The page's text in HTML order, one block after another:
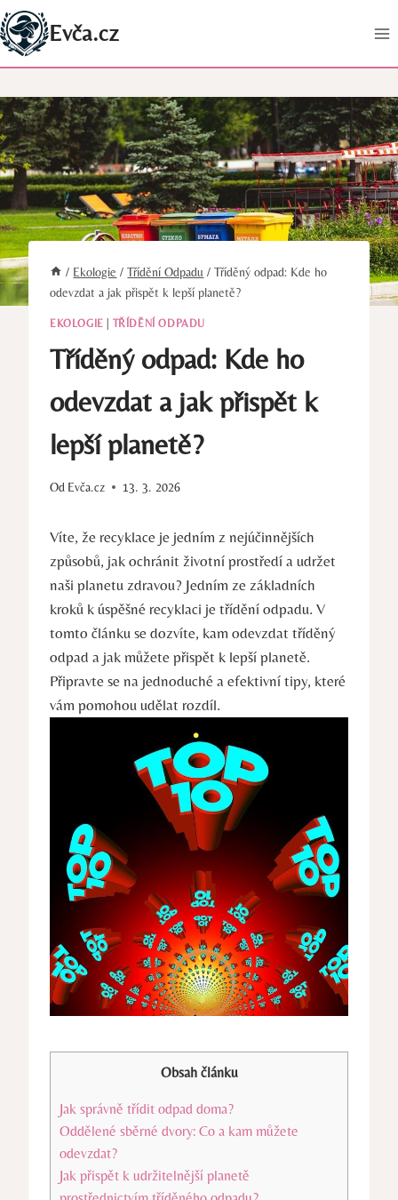
Přeskočit
na
obsah
Evča.cz
/ Ekologie / Třídění Odpadu / Tříděný odpad: Kde ho
odevzdat a jak přispět k lepší planetě?
EKOLOGIE TŘÍDĚNÍ ODPADU
Tříděný odpad: Kde ho
odevzdat a jak přispět k
lepší planetě?
Od Evča.cz 13. 3. 2026
Víte, že recyklace je jedním z nejúčinnějších
způsobů, jak ochránit životní prostředí a udržet
naši planetu zdravou? Jedním ze základních
kroků k úspěšné recyklaci je třídění odpadu. V
tomto článku se dozvíte, kam odevzdat tříděný
odpad a jak můžete přispět k lepší planetě.
Připravte se na jednoduché a efektivní tipy, které
vám pomohou udělat rozdíl.
Obsah článku
Jak správně třídit odpad doma?
Oddělené sběrné dvory: Co a kam můžete
odevzdat?
Jak přispět k udržitelnější planetě